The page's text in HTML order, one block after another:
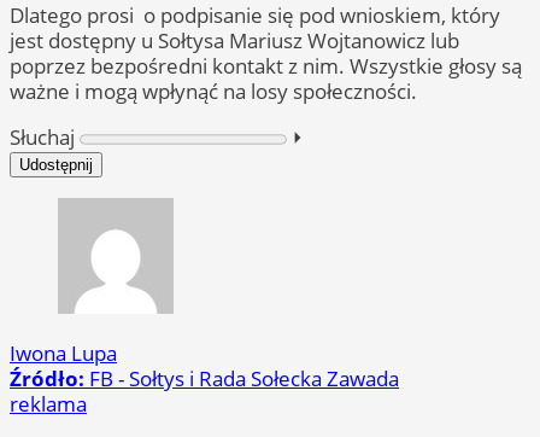
Dlatego prosi o podpisanie się pod wnioskiem, który
jest dostępny u Sołtysa Mariusz Wojtanowicz lub
poprzez bezpośredni kontakt z nim. Wszystkie głosy są
ważne i mogą wpłynąć na losy społeczności.
Słuchaj
⏵︎
Udostępnij
Iwona Lupa
Źródło: FB - Sołtys i Rada Sołecka Zawada
reklama